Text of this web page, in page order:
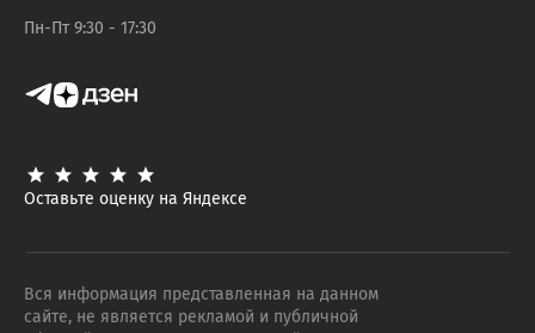
Пн-Пт 9:30 - 17:30
Оставьте оценку на Яндексе
Вся информация представленная на данном
сайте, не является рекламой и публичной